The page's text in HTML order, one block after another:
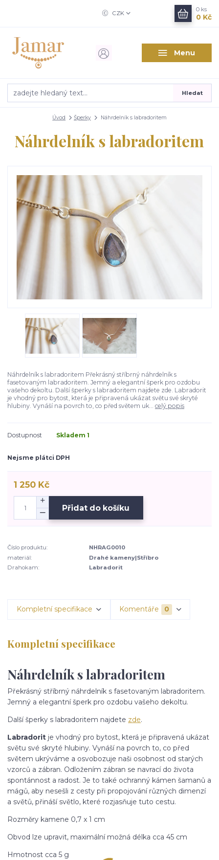
Menu
CZK
Hledat
0 ks
0 Kč
Úvod Šperky Náhrdelník s labradoritem
Náhrdelník s labradoritem
Náhrdelník s labradoritem Překrásný stříbrný náhrdelník s
fasetovaným labradoritem. Jemný a elegantní šperk pro ozdobu
vašeho dekoltu. Další šperky s labradoritem najdete zde. Labradorit
je vhodný pro bytost, která je připravená ukázat světu své skryté
hlubiny. Vynáší na povrch to, co před světem uk... celý popis
Dostupnost Skladem 1
Nejsme plátci DPH
1 250 Kč
Přidat do košíku
Číslo produktu:
NHRAG0010
materiál:
Drahé kameny|Stříbro
Drahokam:
Labradorit
Kompletní specifikace Komentáře 0
Kompletní specifikace
Náhrdelník s labradoritem
Překrásný stříbrný náhrdelník s fasetovaným labradoritem.
Jemný a elegantní šperk pro ozdobu vašeho dekoltu.
Další šperky s labradoritem najdete zde.
Labradorit je vhodný pro bytost, která je připravená ukázat
světu své skryté hlubiny. Vynáší na povrch to, co před
světem ukrýváme a osvobozuje naši osobnost od starých
vzorců a zábran. Odložením zábran se navrací do života
spontánnost a radost. Je to také ochranný kámen šamanů a
mágů, aby nesešli z cesty při propojování různých dimenzí
a světů, přináší světlo, které rozjasňuje tuto cestu.
Rozměry kamene 0,7 x 1 cm
Obvod lze upravit, maximální možná délka cca 45 cm
Hmotnost cca 5 g